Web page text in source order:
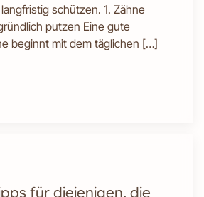
schützen. 1. Zähne
putzen Eine gute
beginnt mit dem täglichen […]
für diejenigen, die